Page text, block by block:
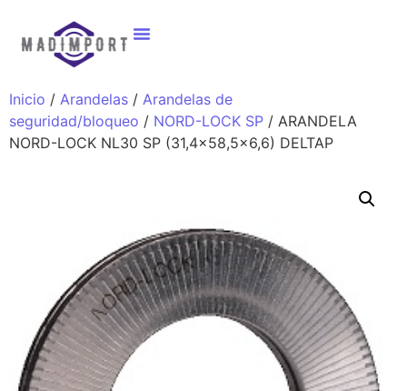
Inicio / Arandelas / Arandelas de
seguridad/bloqueo / NORD-LOCK SP / ARANDELA
NORD-LOCK NL30 SP (31,4×58,5×6,6) DELTAP